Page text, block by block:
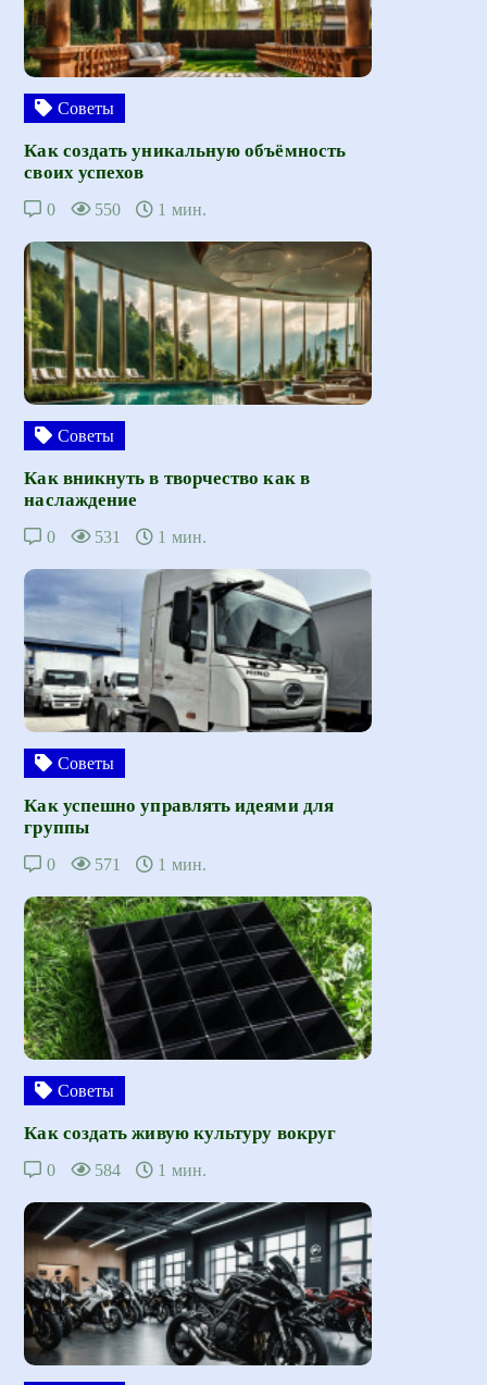
Советы
Как создать уникальную объёмность
своих успехов
0 550 1 мин.
Советы
Как вникнуть в творчество как в
наслаждение
0 531 1 мин.
Советы
Как успешно управлять идеями для
группы
0 571 1 мин.
Советы
Как создать живую культуру вокруг
0 584 1 мин.